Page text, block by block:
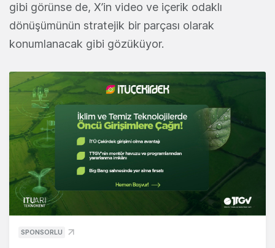
gibi görünse de, X’in video ve içerik odaklı
dönüşümünün stratejik bir parçası olarak
konumlanacak gibi gözüküyor.
SPONSORLU